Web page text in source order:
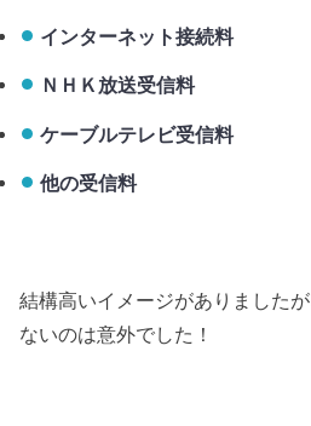
インターネット接続料
ＮＨＫ放送受信料
ケーブルテレビ受信料
他の受信料
結構高いイメージがありました
ないのは意外でした！